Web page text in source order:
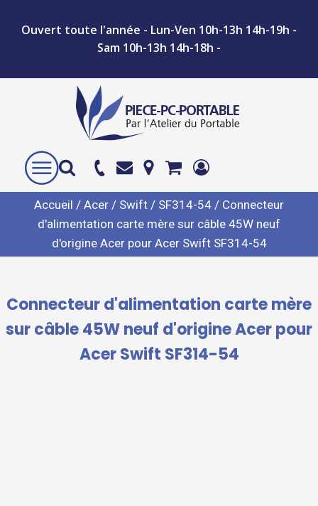
Ouvert toute l'année - Lun-Ven 10h-13h 14h-19h -
Sam 10h-13h 14h-18h -
Accueil / Acer / Swift / SF314-54 / Connecteur
d'alimentation carte mère sur câble 45W neuf
d'origine Acer pour Acer Swift SF314-54
Connecteur d'alimentation carte mère
sur câble 45W neuf d'origine Acer pour
Acer Swift SF314-54